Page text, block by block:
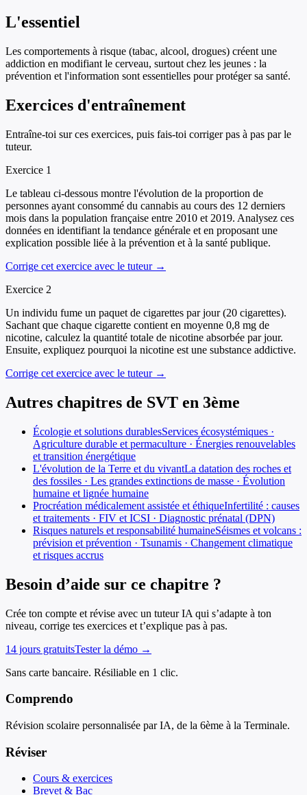
L'essentiel
Les comportements à risque (tabac, alcool, drogues) créent une
addiction en modifiant le cerveau, surtout chez les jeunes : la
prévention et l'information sont essentielles pour protéger sa santé.
Exercices d'entraînement
Entraîne-toi sur ces exercices, puis fais-toi corriger pas à pas par le
tuteur.
Exercice 1
Le tableau ci-dessous montre l'évolution de la proportion de
personnes ayant consommé du cannabis au cours des 12 derniers
mois dans la population française entre 2010 et 2019. Analysez ces
données en identifiant la tendance générale et en proposant une
explication possible liée à la prévention et à la santé publique.
Corrige cet exercice avec le tuteur →
Exercice 2
Un individu fume un paquet de cigarettes par jour (20 cigarettes).
Sachant que chaque cigarette contient en moyenne 0,8 mg de
nicotine, calculez la quantité totale de nicotine absorbée par jour.
Ensuite, expliquez pourquoi la nicotine est une substance addictive.
Corrige cet exercice avec le tuteur →
Autres chapitres de SVT en 3ème
Écologie et solutions durablesServices écosystémiques ·
Agriculture durable et permaculture · Énergies renouvelables
et transition énergétique
L'évolution de la Terre et du vivantLa datation des roches et
des fossiles · Les grandes extinctions de masse · Évolution
humaine et lignée humaine
Procréation médicalement assistée et éthiqueInfertilité : causes
et traitements · FIV et ICSI · Diagnostic prénatal (DPN)
Risques naturels et responsabilité humaineSéismes et volcans :
prévision et prévention · Tsunamis · Changement climatique
et risques accrus
Besoin d’aide sur ce chapitre ?
Crée ton compte et révise avec un tuteur IA qui s’adapte à ton
niveau, corrige tes exercices et t’explique pas à pas.
14 jours gratuitsTester la démo →
Sans carte bancaire. Résiliable en 1 clic.
Comprendo
Révision scolaire personnalisée par IA, de la 6ème à la Terminale.
Réviser
Cours & exercices
Brevet & Bac